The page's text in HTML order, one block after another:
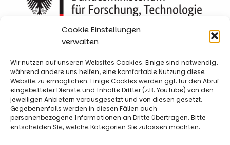
Cookie Einstellungen
verwalten
Wir nutzen auf unseren Websites Cookies. Einige sind notwendig,
während andere uns helfen, eine komfortable Nutzung diese
Website zu ermöglichen. Einige Cookies werden ggf. für den Abruf
eingebetteter Dienste und Inhalte Dritter (z.B. YouTube) von den
jeweiligen Anbietern vorausgesetzt und von diesen gesetzt.
Gegebenenfalls werden in diesen Fällen auch
personenbezogene Informationen an Dritte übertragen. Bitte
entscheiden Sie, welche Kategorien Sie zulassen möchten.
Impressum